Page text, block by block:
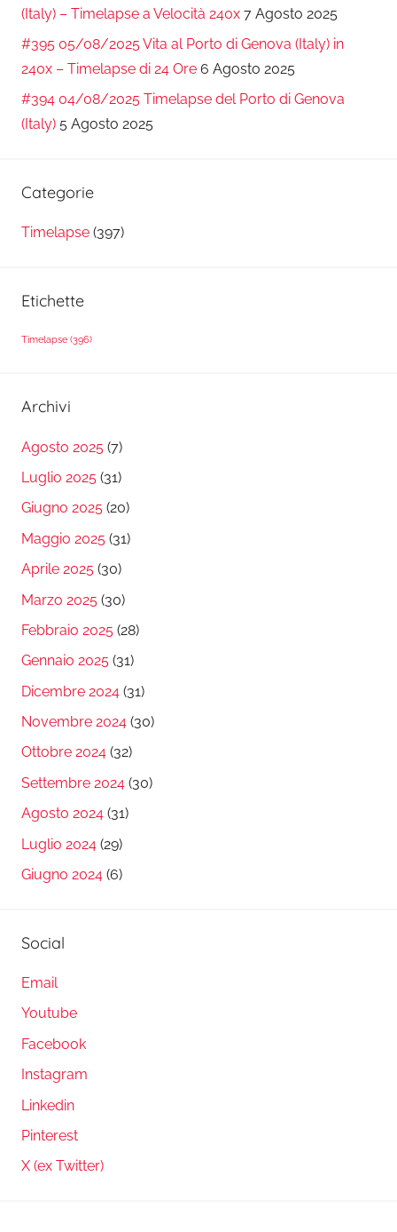
(Italy) – Timelapse a Velocità 240x 7 Agosto 2025
#395 05/08/2025 Vita al Porto di Genova (Italy) in
240x – Timelapse di 24 Ore 6 Agosto 2025
#394 04/08/2025 Timelapse del Porto di Genova
(Italy) 5 Agosto 2025
Categorie
Timelapse (397)
Etichette
Timelapse (396)
Archivi
Agosto 2025 (7)
Luglio 2025 (31)
Giugno 2025 (20)
Maggio 2025 (31)
Aprile 2025 (30)
Marzo 2025 (30)
Febbraio 2025 (28)
Gennaio 2025 (31)
Dicembre 2024 (31)
Novembre 2024 (30)
Ottobre 2024 (32)
Settembre 2024 (30)
Agosto 2024 (31)
Luglio 2024 (29)
Giugno 2024 (6)
Social
Email
Youtube
Facebook
Instagram
Linkedin
Pinterest
X (ex Twitter)